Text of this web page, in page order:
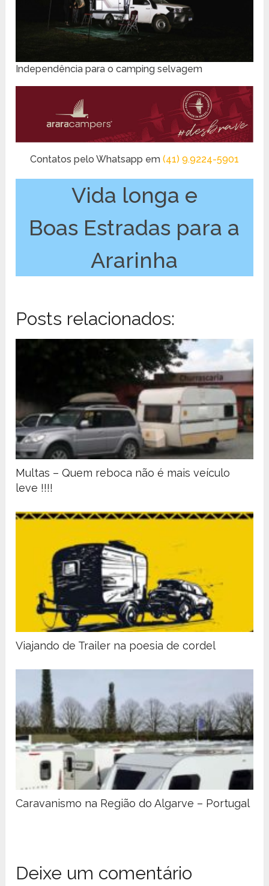
Independência para o camping selvagem
Contatos pelo Whatsapp em (41) 9.9224-5901
Vida longa e
Boas Estradas para a
Ararinha
Posts relacionados:
Multas – Quem reboca não é mais veículo
leve !!!!
Viajando de Trailer na poesia de cordel
Caravanismo na Região do Algarve – Portugal
Deixe um comentário